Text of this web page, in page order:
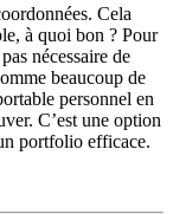
Cela
à quoi bon ? Pour
nécessaire de
beaucoup de
personnel en
C’est une option
portfolio efficace.